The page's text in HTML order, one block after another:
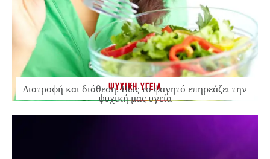
ΨΥΧΙΚΗ ΥΓΕΙΑ
Διατροφή και διάθεση: Πώς το φαγητό επηρεάζει την
ψυχική μας υγεία